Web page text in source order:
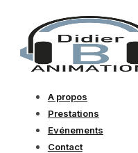
A propos
Prestations
Evénements
Contact